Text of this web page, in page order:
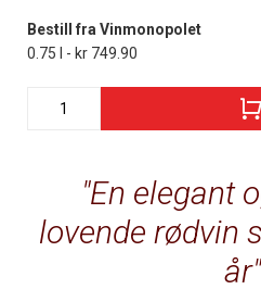
En elegant
lovende rødvin
år
Bestill fra Vinmonopolet
0.75 l - kr 749.90